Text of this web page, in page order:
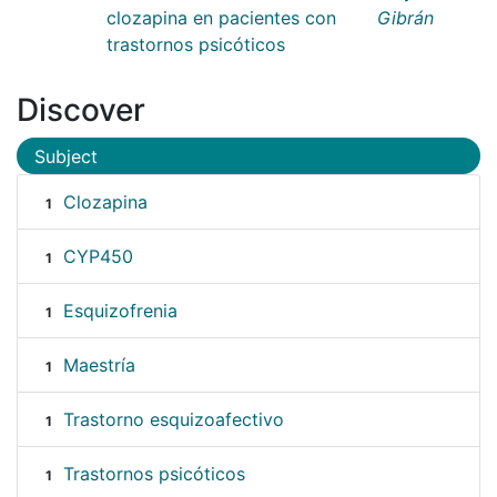
clozapina en pacientes con
trastornos psicóticos
Gibrán
Discover
Subject
1 Clozapina
1 CYP450
1 Esquizofrenia
1 Maestría
1 Trastorno esquizoafectivo
1 Trastornos psicóticos